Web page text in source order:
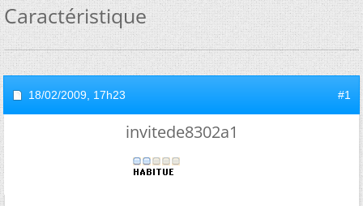
Caractéristique
18/02/2009, 17h23 #1
invitede8302a1